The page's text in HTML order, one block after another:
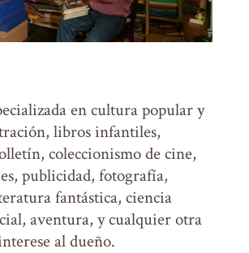
en cultura popular y
libros infantiles,
coleccionismo de cine,
publicidad, fotografía,
fantástica, ciencia
aventura, y cualquier otra
al dueño.